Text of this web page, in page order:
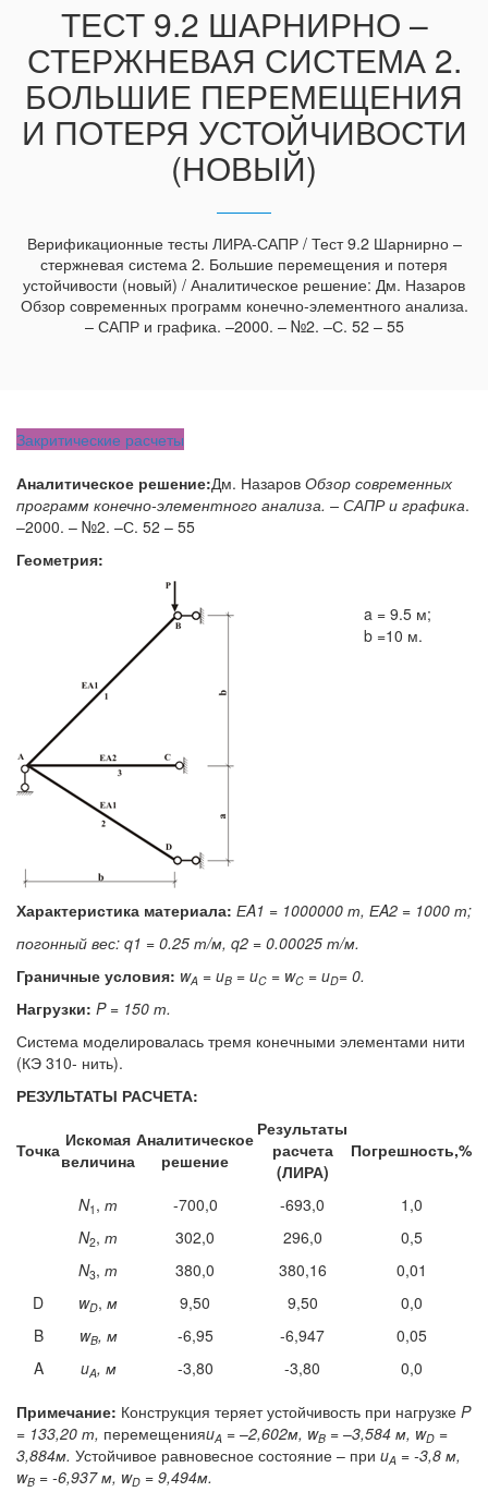
ТЕСТ 9.2 ШАРНИРНО –
СТЕРЖНЕВАЯ СИСТЕМА 2.
БОЛЬШИЕ ПЕРЕМЕЩЕНИЯ
И ПОТЕРЯ УСТОЙЧИВОСТИ
(НОВЫЙ)
Верификационные тесты ЛИРА-САПР / Тест 9.2 Шарнирно –
стержневая система 2. Большие перемещения и потеря
устойчивости (новый) / Аналитическое решение: Дм. Назаров
Обзор современных программ конечно-элементного анализа.
– САПР и графика. –2000. – №2. –С. 52 – 55
Закритические расчеты
Аналитическое решение:Дм. Назаров Обзор современных
программ конечно-элементного анализа. – САПР и графика.
–2000. – №2. –С. 52 – 55
Геометрия:
a = 9.5 м;
b =10 м.
Характеристика материала: ЕA1 = 1000000 т, ЕA2 = 1000 т;
погонный вес: q1 = 0.25 т/м, q2 = 0.00025 т/м.
Граничные условия: wA = uB = uC = wC = uD= 0.
Нагрузки: P = 150 т.
Система моделировалась тремя конечными элементами нити
(КЭ 310- нить).
РЕЗУЛЬТАТЫ РАСЧЕТА:
Точка Искомая
величина
Аналитическое
решение
Результаты
расчета
(ЛИРА)
Погрешность,%
N1 , т -700,0 -693,0
1,0
N2, т 302,0 296,0
0,5
N3, т 380,0 380,16
0,01
D
wD, м 9,50 9,50
0,0
B
wB, м -6,95 -6,947
0,05
A
uA, м -3,80 -3,80
0,0
Примечание: Конструкция теряет устойчивость при нагрузке P
= 133,20 т, перемещенияuA = –2,602м, wB = –3,584 м, wD =
3,884м. Устойчивое равновесное состояние – при uA = -3,8 м,
wB = -6,937 м, wD = 9,494м.